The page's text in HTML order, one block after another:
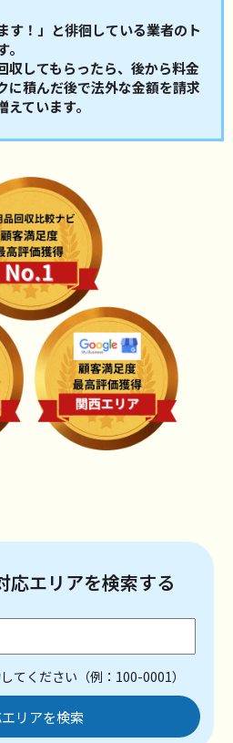
す！」と徘徊している業者のト
収してもらったら、後から料金
に積んだ後で法外な金額を請求
ています。
応エリアを検索する
てください（例：100-0001）
リアを検索